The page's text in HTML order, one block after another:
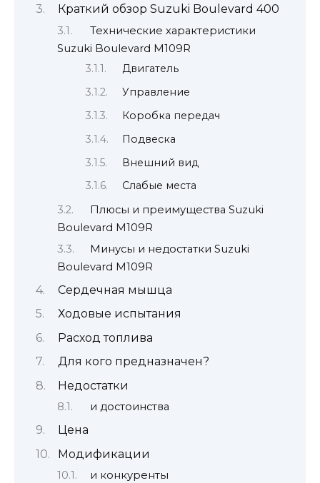
Краткий обзор Suzuki Boulevard 400
Технические характеристики
Suzuki Boulevard M109R
Двигатель
Управление
Коробка передач
Подвеска
Внешний вид
Слабые места
Плюсы и преимущества Suzuki
Boulevard M109R
Минусы и недостатки Suzuki
Boulevard M109R
Сердечная мышца
Ходовые испытания
Расход топлива
Для кого предназначен?
Недостатки
и достоинства
Цена
Модификации
и конкуренты